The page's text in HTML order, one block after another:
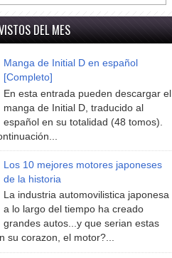
DEL MES
Manga de Initial D en español
[Completo]
En esta entrada pueden descargar el
manga de Initial D, traducido al
español en su totalidad (48 tomos).
Los 10 mejores motores japoneses
de la historia
La industria automovilistica japonesa
a lo largo del tiempo ha creado
grandes autos...y que serian estas
su corazon, el motor?...